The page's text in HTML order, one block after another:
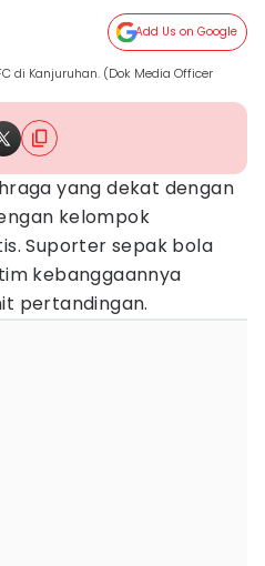
Add Us on Google
di Kanjuruhan. (Dok Media Officer
yang dekat dengan
kelompok
Suporter sepak bola
kebanggaannya
pertandingan.